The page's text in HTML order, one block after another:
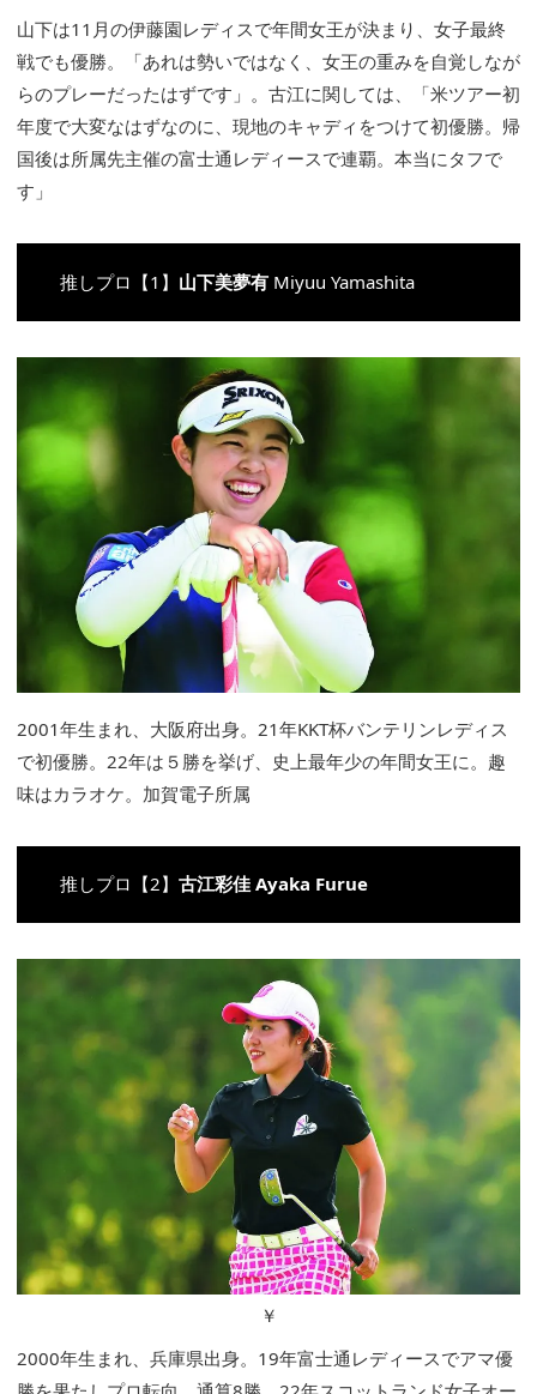
山下は11月の伊藤園レディスで年間女王が決まり、女子最終
戦でも優勝。「あれは勢いではなく、女王の重みを自覚しなが
らのプレーだったはずです」。古江に関しては、「米ツアー初
年度で大変なはずなのに、現地のキャディをつけて初優勝。帰
国後は所属先主催の富士通レディースで連覇。本当にタフで
す」
推しプロ【1】 山下美夢有 Miyuu Yamashita
2001年生まれ、大阪府出身。21年KKT杯バンテリンレディス
で初優勝。22年は５勝を挙げ、史上最年少の年間女王に。趣
味はカラオケ。加賀電子所属
推しプロ【2】 古江彩佳 Ayaka Furue
￥
2000年生まれ、兵庫県出身。19年富士通レディースでアマ優